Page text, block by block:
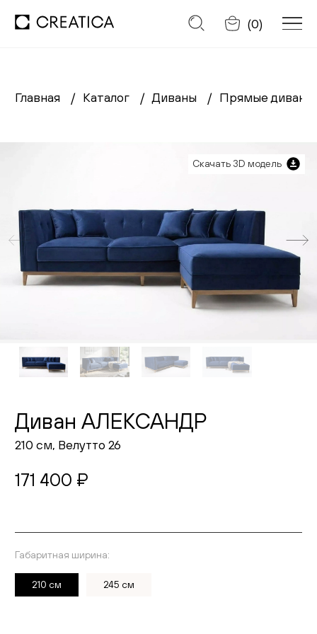
Отменить
(0)
Заказать обратный звонок
Кресла
Кровати
Cтулья
Живопись
Комоды
Пуфы и банкетки
Подушки
Распродажа
Комнаты
Главная Каталог Диваны Прямые диваны
Скачать 3D модель
Диван АЛЕКСАНДР
210 см, Велутто 26
171 400 ₽
Выберите ткань
Габаритная ширина:
210 см 245 см